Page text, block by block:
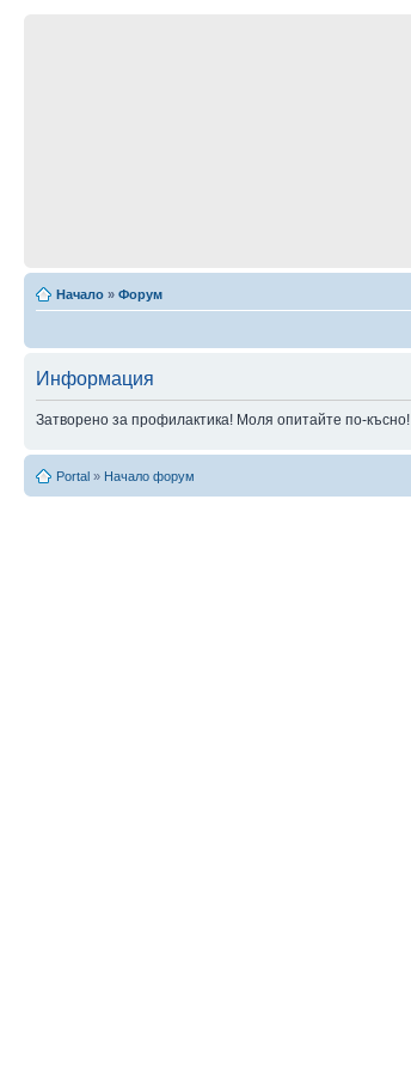
Начало » Форум
Информация
Затворено за профилактика! Моля опитайте по-късно!
Portal » Начало форум